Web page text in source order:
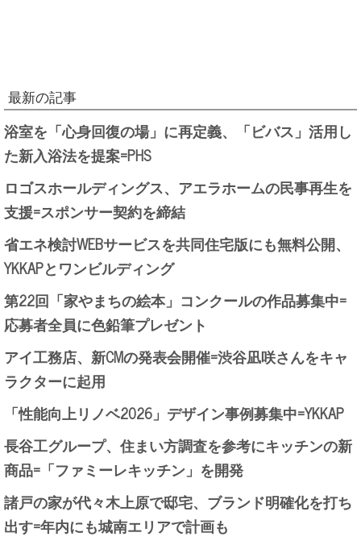
最新の記事
浴室を「心身回復の場」に再定義、「ビバス」活用し
た新入浴法を提案=PHS
ロゴスホールディングス、アエラホームの民事再生を
支援=スポンサー契約を締結
省エネ検討WEBサービスを共同住宅版にも無料公開、
YKKAPとワンビルディング
第22回「家やまちの絵本」コンクールの作品募集中=
応募者全員に色鉛筆プレゼント
アイ工務店、新CMの発表会開催=渋谷凪咲さんをキャ
ラクターに起用
「性能向上リノベ2026」デザイン事例募集中=YKKAP
長谷工グループ、住まい方調査を参考にキッチンの新
商品=「ファミーレキッチン」を開発
諸戸の家が代々木上原で邸宅、ブランド明確化を打ち
出す=年内にも城南エリアで計画も